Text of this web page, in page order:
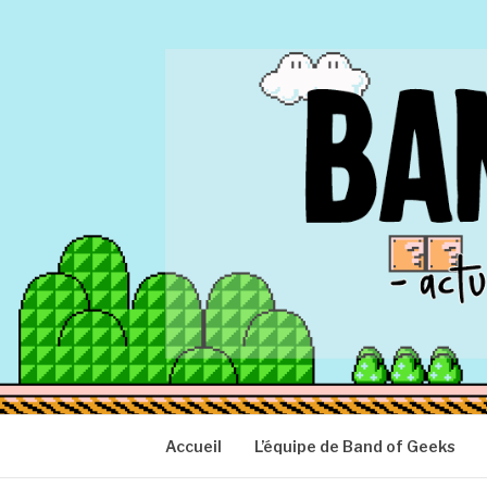
BAND OF
Actu Geek d'hier et d'aujourd'hui
Accueil L’équipe de Band of Geeks